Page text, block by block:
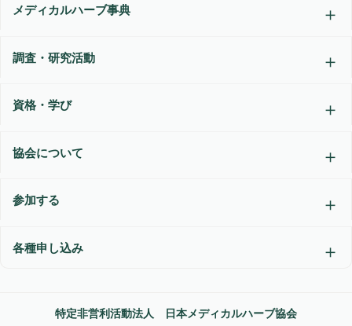
メディカルハーブ事典
調査・研究活動
資格・学び
協会について
参加する
各種申し込み
特定非営利活動法人 日本メディカルハーブ協会